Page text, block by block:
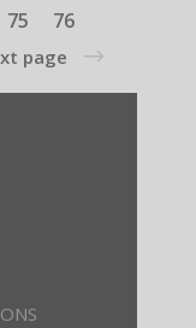
75
76
page